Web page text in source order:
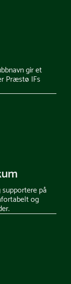
gir et
Præstø IFs
på
og